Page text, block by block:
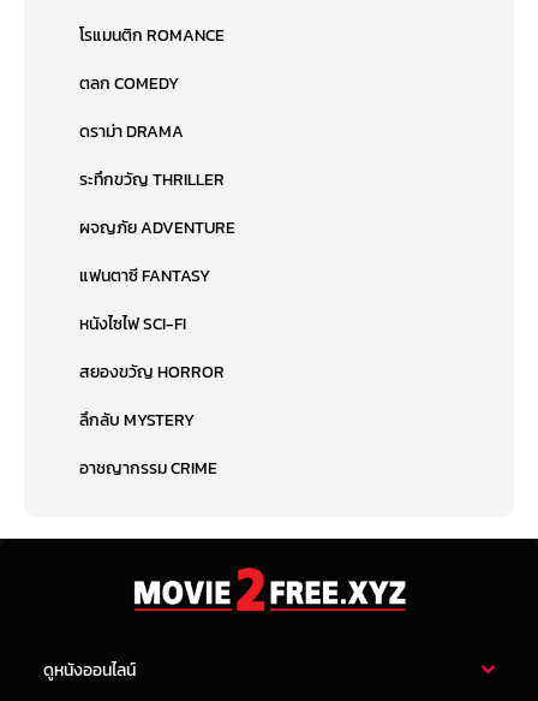
โรแมนติก ROMANCE
ตลก COMEDY
ดราม่า DRAMA
ระทึกขวัญ THRILLER
ผจญภัย ADVENTURE
แฟนตาซี FANTASY
หนังไซไฟ SCI-FI
สยองขวัญ HORROR
ลึกลับ MYSTERY
อาชญากรรม CRIME
ดูหนังออนไลน์